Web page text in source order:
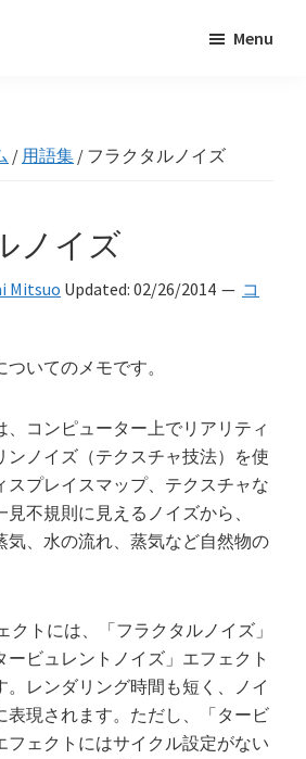
Menu
/ 用語集 / フラクタルノイズ
ノイズ
Mitsuo Updated: 02/26/2014
コ
いてのメモです。
、コンピューター上でリアリティ
ンノイズ（テクスチャ技法）を使
スプレイスマップ、テクスチャな
不規則に見えるノイズから、
気、水の流れ、蒸気など自然物の
クトには、「フラクタルノイズ」
ビュレントノイズ」エフェクト
。レンダリング時間も短く、ノイ
表現されます。ただし、「タービ
フェクトにはサイクル設定がない